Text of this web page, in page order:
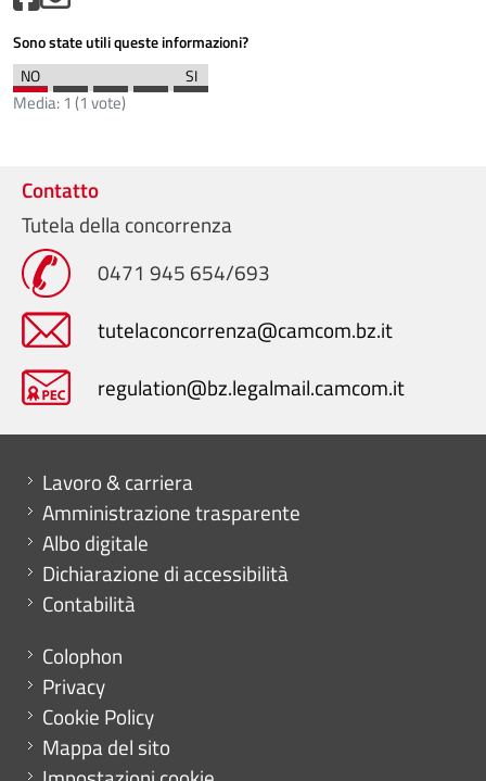
Sono state utili queste informazioni?
Media:1 (1 vote)
Contatto
Tutela della concorrenza
0471 945 654/693
tutelaconcorrenza@camcom.bz.it
regulation@bz.legalmail.camcom.it
Mini menu di servizio
Lavoro & carriera
Amministrazione trasparente
Albo digitale
Dichiarazione di accessibilità
Contabilità
Menu footer
Colophon
Privacy
Cookie Policy
Mappa del sito